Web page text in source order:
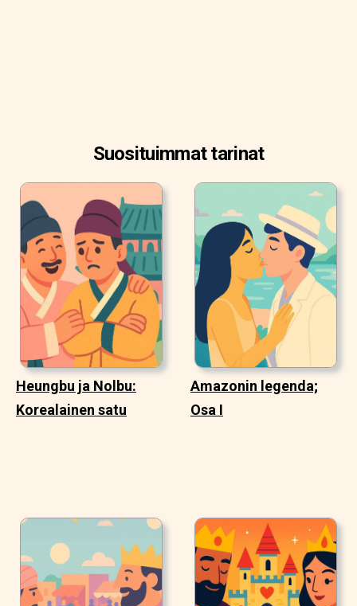
Suosituimmat tarinat
Heungbu ja Nolbu:
Korealainen satu
Amazonin legenda;
Osa I